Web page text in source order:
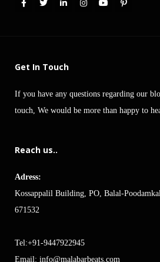
Get In Touch
If you have any questions regarding our
touch, We would be more than happy to
Reach us..
Adress:
Kossappalil Building, PO, Balal-
671532
Tel:+91-9447922945
Email: info@malabarbeats.com